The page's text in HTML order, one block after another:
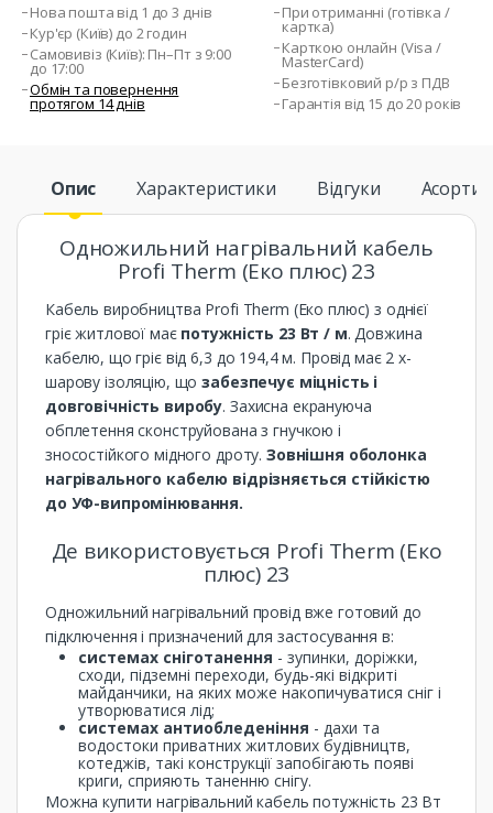
Нова пошта від 1 до 3 днів
Кур'єр (Київ) до 2 годин
Самовивіз (Київ): Пн–Пт з 9:00
до 17:00
Обмін та повернення
протягом 14 днів
При отриманні (готівка /
картка)
Карткою онлайн (Visa /
MasterCard)
Безготівковий р/р з ПДВ
Гарантія від 15 до 20 років
Опис Характеристики Відгуки
Одножильний нагрівальний кабель
Profi Therm (Еко плюс) 23
Кабель виробництва Profi Therm (Еко плюс) з однієї
гріє житлової має потужність 23 Вт / м. Довжина
кабелю, що гріє від 6,3 до 194,4 м. Провід має 2 х-
шарову ізоляцію, щозабезпечує міцність і
довговічність виробу. Захисна екрануюча
обплетення сконструйована з гнучкою і
зносостійкого мідного дроту. Зовнішня оболонка
нагрівального кабелю відрізняється стійкістю
до УФ-випромінювання.
Де використовується Profi Therm (Еко
плюс) 23
Одножильний нагрівальний провід вже готовий до
підключення і призначений для застосування в:
системах сніготанення - зупинки, доріжки,
сходи, підземні переходи, будь-які відкриті
майданчики, на яких може накопичуватися сніг і
утворюватися лід;
системах антиобледеніння - дахи та
водостоки приватних житлових будівництв,
котеджів, такі конструкції запобігають появі
криги, сприяють таненню снігу.
Можна купити нагрівальний кабель потужність 23 Вт